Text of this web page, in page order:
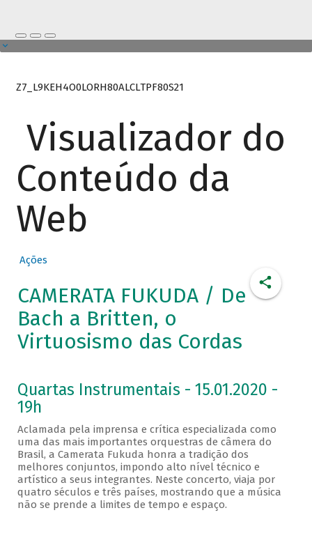
Z7_L9KEH4O0LORH80ALCLTPF80S21
Visualizador do
Conteúdo da
Web
Ações
CAMERATA FUKUDA / De
Bach a Britten, o
Virtuosismo das Cordas
Quartas Instrumentais - 15.01.2020 -
19h
Aclamada pela imprensa e crítica especializada como
uma das mais importantes orquestras de câmera do
Brasil, a Camerata Fukuda honra a tradição dos
melhores conjuntos, impondo alto nível técnico e
artístico a seus integrantes. Neste concerto, viaja por
quatro séculos e três países, mostrando que a música
não se prende a limites de tempo e espaço.